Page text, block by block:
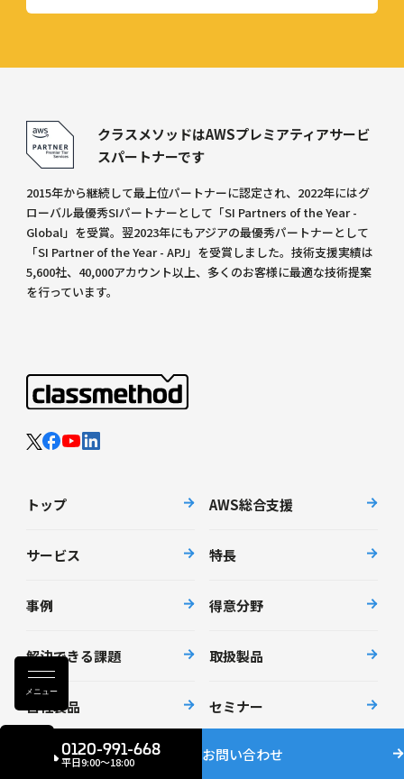
メニュー
クラスメソッドはAWSプレミアティアサービ
スパートナーです
2015年から継続して最上位パートナーに認定され、2022年にはグ
ローバル最優秀SIパートナーとして「SI Partners of the Year -
Global」を受賞。翌2023年にもアジアの最優秀パートナーとして
「SI Partner of the Year - APJ」を受賞しました。技術支援実績は
5,600社、40,000アカウント以上、多くのお客様に最適な技術提案
を行っています。
トップ AWS総合支援
サービス 特長
事例 得意分野
解決できる課題 取扱製品
自社製品 セミナー
資料請求 ニュース
0120-991-668
平日9:00〜18:00 お問い合わせ